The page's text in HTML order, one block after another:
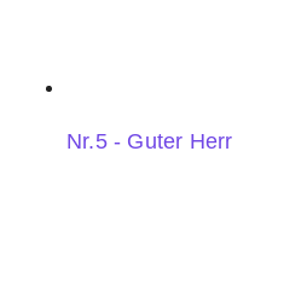
Nr.5 - Guter Herr